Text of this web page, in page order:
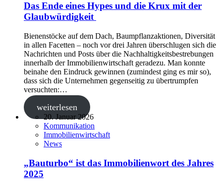
Das Ende eines Hypes und die Krux mit der
Glaubwürdigkeit
Bienenstöcke auf dem Dach, Baumpflanzaktionen, Diversität
in allen Facetten – noch vor drei Jahren überschlugen sich die
Nachrichten und Posts über die Nachhaltigkeitsbestrebungen
innerhalb der Immobilienwirtschaft geradezu. Man konnte
beinahe den Eindruck gewinnen (zumindest ging es mir so),
dass sich die Unternehmen gegenseitig zu übertrumpfen
versuchten:…
weiterlesen
20. Januar 2026
Kommunikation
Immobilienwirtschaft
News
„Bauturbo“ ist das Immobilienwort des Jahres
2025